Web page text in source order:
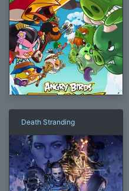
Death Stranding